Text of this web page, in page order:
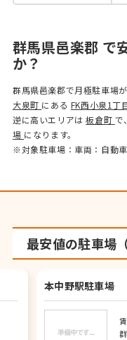
群馬県邑楽郡 で
か？
群馬県邑楽郡で月極駐車場
大泉町 にある FK西小泉1丁
逆に高いエリアは板倉町 で
場 になります。
※対象駐車場：車両：自動
最安値の駐車場
本中野駅駐車場